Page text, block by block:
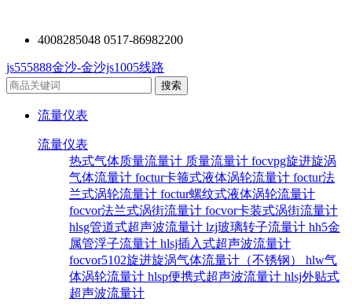
4008285048 0517-86982200
js555888金沙-金沙js1005线路
流量仪表
流量仪表
热式气体质量流量计 质量流量计 focvpg旋进旋涡
气体流量计 foctur卡箍式液体涡轮流量计 foctur法
兰式涡轮流量计 foctur螺纹式液体涡轮流量计
focvor法兰式涡街流量计 focvor卡装式涡街流量计
hlsg管道式超声波流量计 lzj玻璃转子流量计 hh5金
属管浮子流量计 hlsj插入式超声波流量计
focvor5102旋进旋涡气体流量计（不锈钢） hlw气
体涡轮流量计 hlsp便携式超声波流量计 hlsj外贴式
超声波流量计